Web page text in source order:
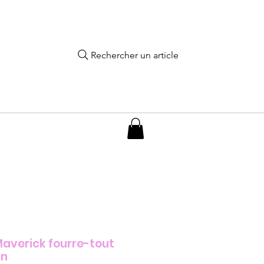
Rechercher un article
fourre-tout